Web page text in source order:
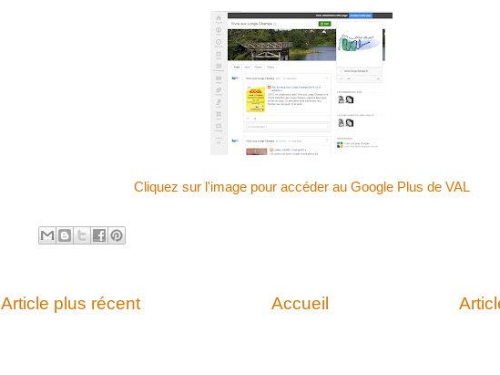
Cliquez sur l'image pour accéder au Google Plus de VAL
Article plus récent Accueil